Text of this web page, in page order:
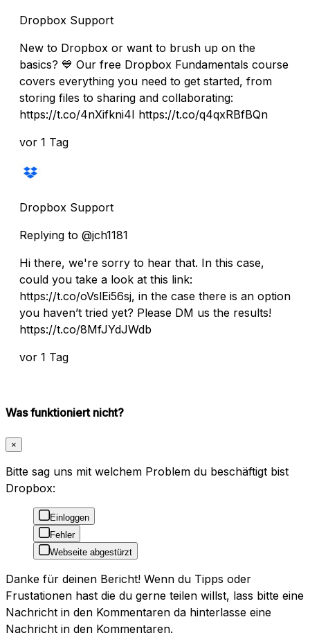
Dropbox Support
New to Dropbox or want to brush up on the
basics? 💙 Our free Dropbox Fundamentals course
covers everything you need to get started, from
storing files to sharing and collaborating:
https://t.co/4nXifkni4I https://t.co/q4qxRBfBQn
vor 1 Tag
Dropbox Support
Replying to @jch1181
Hi there, we're sorry to hear that. In this case,
could you take a look at this link:
https://t.co/oVslEi56sj, in the case there is an option
you haven’t tried yet? Please DM us the results!
https://t.co/8MfJYdJWdb
vor 1 Tag
Was funktioniert nicht?
×
Bitte sag uns mit welchem Problem du beschäftigt bist
Dropbox:
Einloggen
Fehler
Webseite abgestürzt
Danke für deinen Bericht! Wenn du Tipps oder
Frustationen hast die du gerne teilen willst, lass bitte eine
Nachricht in den Kommentaren da hinterlasse eine
Nachricht in den Kommentaren.